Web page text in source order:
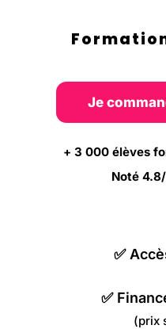
Je
+ 3 000 élèves
Noté
✅
✅
(prix